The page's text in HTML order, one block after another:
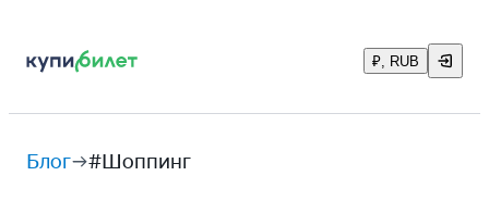
₽, RUB
Блог #Шоппинг